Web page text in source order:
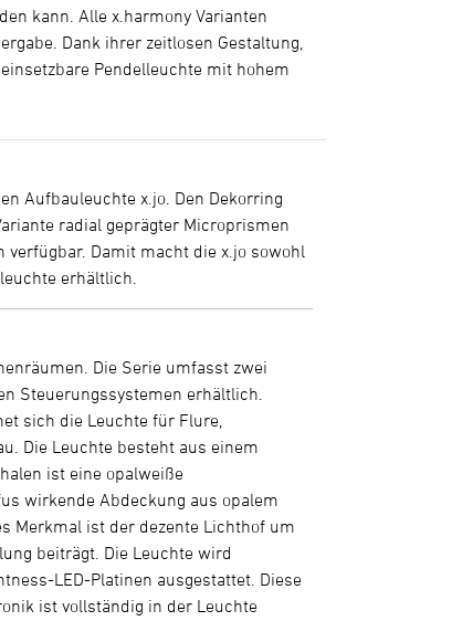
kann. Alle x.harmony Varianten
Dank ihrer zeitlosen Gestaltung,
Pendelleuchte mit hohem
Aufbauleuchte x.jo. Den Dekorring
radial geprägter Microprismen
Damit macht die x.jo sowohl
erhältlich.
Die Serie umfasst zwei
Steuerungssystemen erhältlich.
sich die Leuchte für Flure,
Die Leuchte besteht aus einem
ist eine opalweiße
wirkende Abdeckung aus opalem
Merkmal ist der dezente Lichthof um
beiträgt. Die Leuchte wird
LED-Platinen ausgestattet. Diese
ist vollständig in der Leuchte